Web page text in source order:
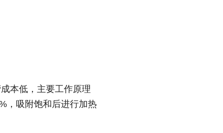
本低，主要工作原理
，吸附饱和后进行加热